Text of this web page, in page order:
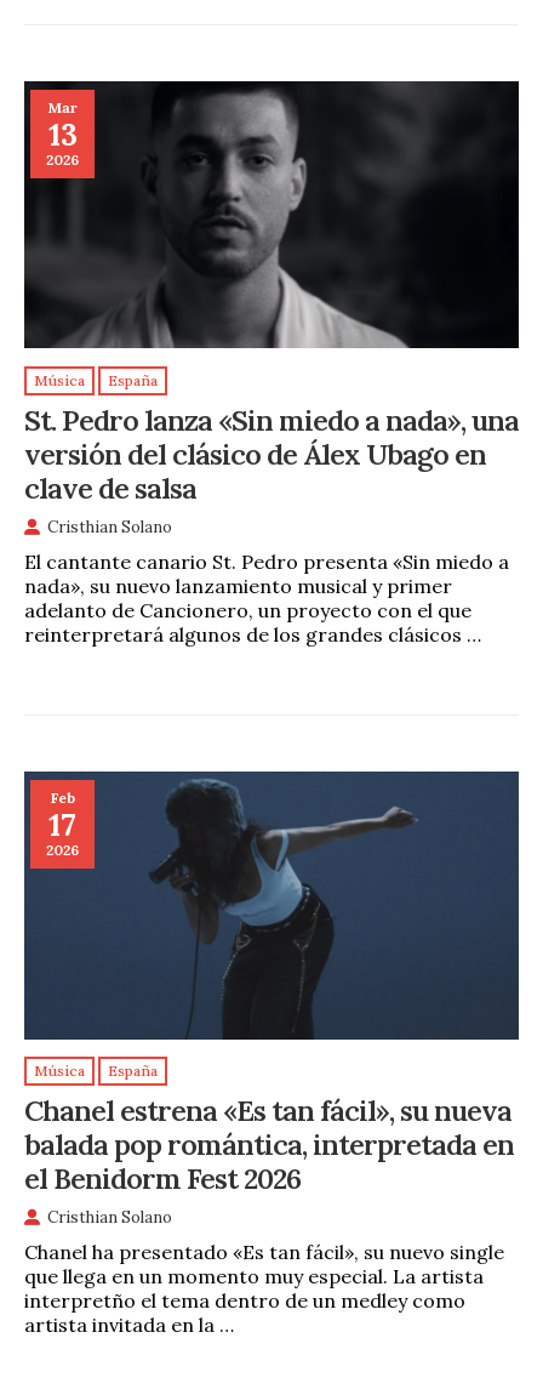
Mar
13
2026
Música España
St. Pedro lanza «Sin miedo a nada», una
versión del clásico de Álex Ubago en
clave de salsa
Cristhian Solano
El cantante canario St. Pedro presenta «Sin miedo a
nada», su nuevo lanzamiento musical y primer
adelanto de Cancionero, un proyecto con el que
reinterpretará algunos de los grandes clásicos …
Feb
17
2026
Música España
Chanel estrena «Es tan fácil», su nueva
balada pop romántica, interpretada en
el Benidorm Fest 2026
Cristhian Solano
Chanel ha presentado «Es tan fácil», su nuevo single
que llega en un momento muy especial. La artista
interpretño el tema dentro de un medley como
artista invitada en la …